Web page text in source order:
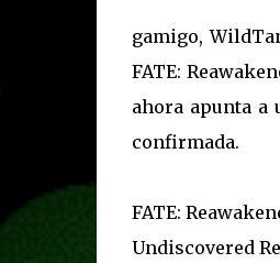
gamigo,
FATE:
ahora apunta a
confirmada.
FATE:
Undiscovered